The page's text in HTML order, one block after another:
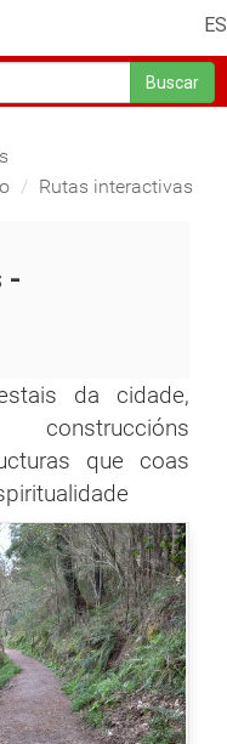
ES
Buscar
Rutas interactivas
-
da cidade,
que coas